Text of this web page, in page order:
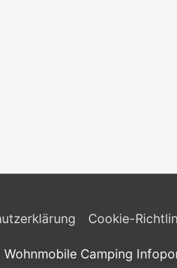
Cookie-
Wohnmobile Camping